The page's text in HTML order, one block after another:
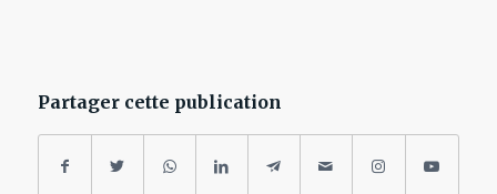
Partager cette publication